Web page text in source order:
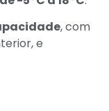
, com
e